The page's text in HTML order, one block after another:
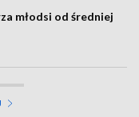
młodsi od średniej